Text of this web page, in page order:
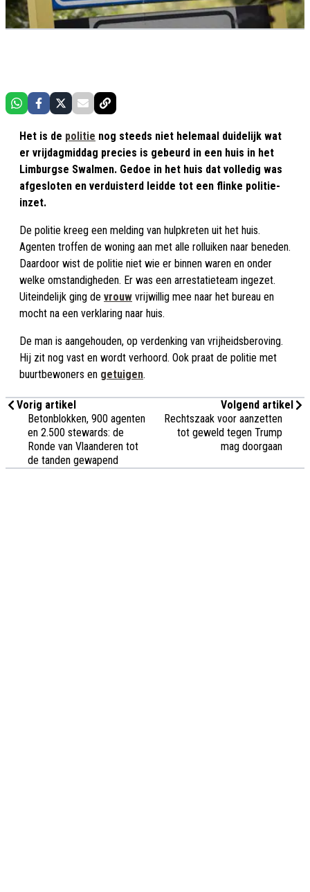
Het is de politie nog steeds niet helemaal duidelijk wat
er vrijdagmiddag precies is gebeurd in een huis in het
Limburgse Swalmen. Gedoe in het huis dat volledig was
afgesloten en verduisterd leidde tot een flinke politie-
inzet.
De politie kreeg een melding van hulpkreten uit het huis.
Agenten troffen de woning aan met alle rolluiken naar beneden.
Daardoor wist de politie niet wie er binnen waren en onder
welke omstandigheden. Er was een arrestatieteam ingezet.
Uiteindelijk ging de vrouw vrijwillig mee naar het bureau en
mocht na een verklaring naar huis.
De man is aangehouden, op verdenking van vrijheidsberoving.
Hij zit nog vast en wordt verhoord. Ook praat de politie met
buurtbewoners en getuigen.
Vorig artikel
Betonblokken, 900 agenten
en 2.500 stewards: de
Ronde van Vlaanderen tot
de tanden gewapend
Volgend artikel
Rechtszaak voor aanzetten
tot geweld tegen Trump
mag doorgaan